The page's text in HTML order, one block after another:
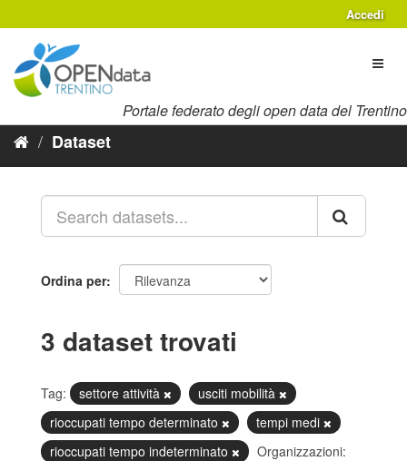
al
contenuto
Accedi
Portale federato degli open data del Trentino
Dataset
Ordina per
3 dataset trovati
Tag: settore attività
usciti mobilità
rioccupati tempo determinato
tempi medi
rioccupati tempo indeterminato
Organizzazioni: